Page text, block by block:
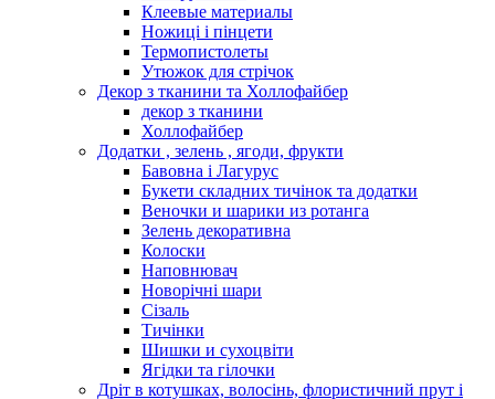
Клеевые материалы
Ножиці і пінцети
Термопистолеты
Утюжок для стрічок
Декор з тканини та Холлофайбер
декор з тканини
Холлофайбер
Додатки , зелень , ягоди, фрукти
Бавовна і Лагурус
Букети складних тичінок та додатки
Веночки и шарики из ротанга
Зелень декоративна
Колоски
Наповнювач
Новорічні шари
Сізаль
Тичінки
Шишки и сухоцвіти
Ягідки та гілочки
Дріт в котушках, волосінь, флористичний прут і